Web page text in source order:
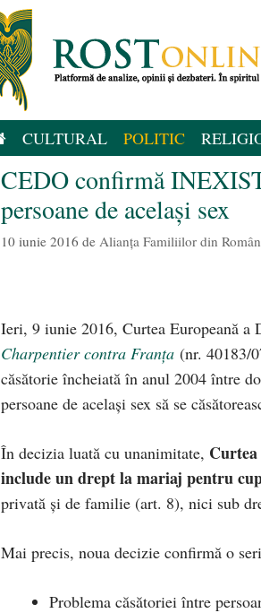
CULTURAL POLITIC
CEDO confirmă
persoane de același sex
10 iunie 2016 de Alianţa Familiilor din
Ieri, 9 iunie 2016, Curtea Europeană
Charpentier contra Franța (nr. 40183/
căsătorie încheiată în anul 2004 între
persoane de același sex să se
În decizia luată cu unanimitate,
include un drept la mariaj pentru
privată și de familie (art. 8), nici sub
Mai precis, noua decizie confirmă o
Problema căsătoriei între